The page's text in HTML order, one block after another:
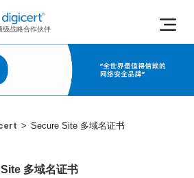
级战略合作伙伴
> Secure Site 多域名证书
多域名证书